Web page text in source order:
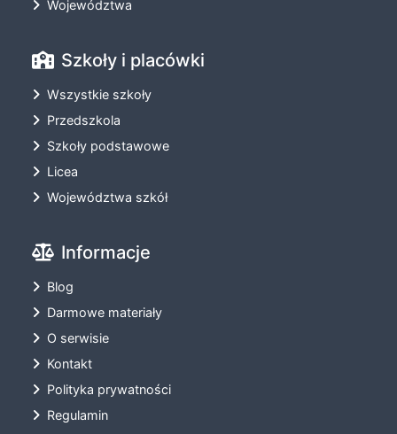
Województwa
Szkoły i placówki
Wszystkie szkoły
Przedszkola
Szkoły podstawowe
Licea
Województwa szkół
Informacje
Blog
Darmowe materiały
O serwisie
Kontakt
Polityka prywatności
Regulamin